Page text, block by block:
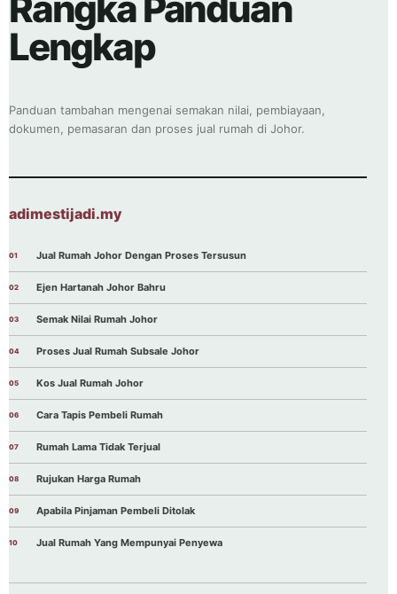
Lengkap
Panduan tambahan mengenai semakan nilai, pembiayaan,
dokumen, pemasaran dan proses jual rumah di Johor.
adimestijadi.my
Jual Rumah Johor Dengan Proses Tersusun
Ejen Hartanah Johor Bahru
Semak Nilai Rumah Johor
Proses Jual Rumah Subsale Johor
Kos Jual Rumah Johor
Cara Tapis Pembeli Rumah
Rumah Lama Tidak Terjual
Rujukan Harga Rumah
Apabila Pinjaman Pembeli Ditolak
Jual Rumah Yang Mempunyai Penyewa